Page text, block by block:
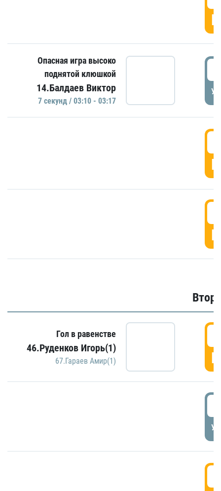
Опасная игра высоко
поднятой клюшкой
14.Балдаев Виктор
7 секунд / 03:10 - 03:17
Гол в равенстве
46.Руденков Игорь(1)
67.Гараев Амир(1)